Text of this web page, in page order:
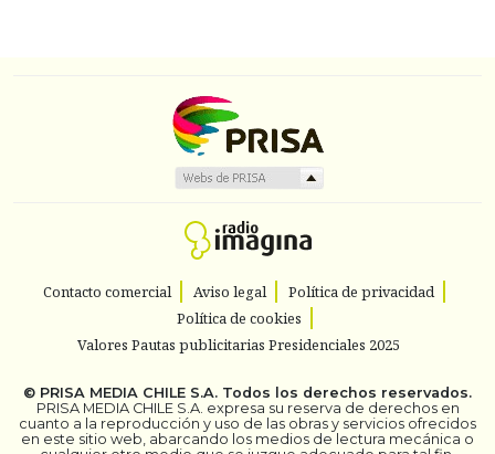
Contacto comercial Aviso legal
Política de privacidad
Política de cookies
Valores Pautas publicitarias Presidenciales 2025
© PRISA MEDIA CHILE S.A. Todos los derechos reservados.
PRISA MEDIA CHILE S.A. expresa su reserva de derechos en
cuanto a la reproducción y uso de las obras y servicios ofrecidos
en este sitio web, abarcando los medios de lectura mecánica o